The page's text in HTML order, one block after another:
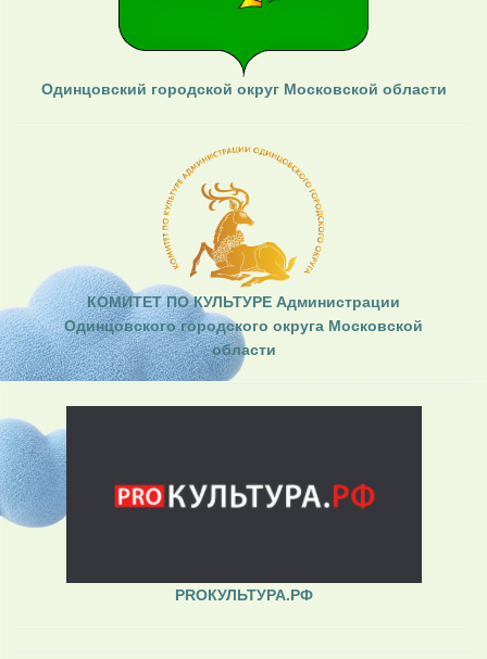
Одинцовский городской округ Московской области
КОМИТЕТ ПО КУЛЬТУРЕ Администрации
Одинцовского городского округа Московской
области
PROКУЛЬТУРА.РФ